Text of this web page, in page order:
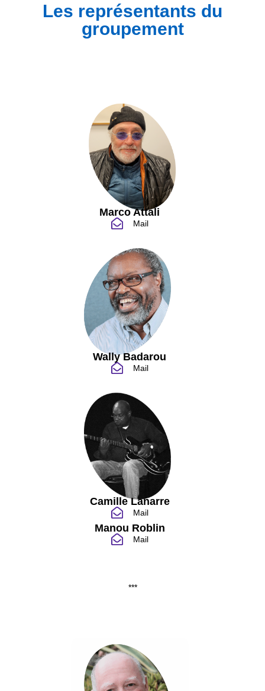
Les représentants du
groupement
Marco Attali
Mail
Wally Badarou
Mail
Camille Lanarre
Mail
Manou Roblin
Mail
***